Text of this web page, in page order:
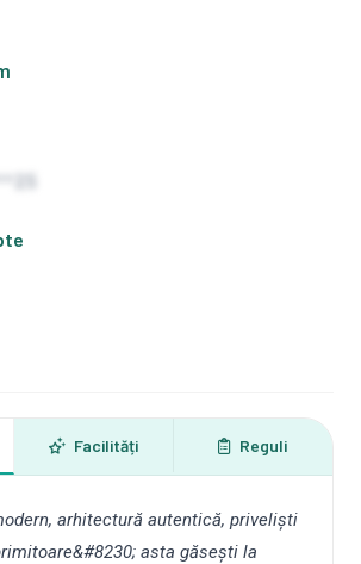
Facilități Reguli
arhitectură autentică, priveliști
asta găsești la